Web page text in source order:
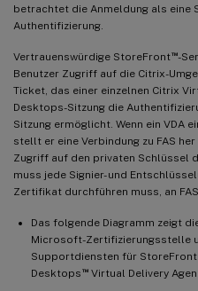
betrachtet die Anmeldung als eine
Authentifizierung.
Vertrauenswürdige StoreFront™-
Benutzer Zugriff auf die Citrix-
Ticket, das einer einzelnen Citrix
Desktops-Sitzung die
Sitzung ermöglicht. Wenn ein VDA
stellt er eine Verbindung zu FAS
Zugriff auf den privaten Schlüssel
muss jede Signier- und
Zertifikat durchführen muss, an FAS
Das folgende Diagramm zeigt
Microsoft-Zertifizierungsstelle
Supportdiensten für
Desktops ™Virtual Delivery